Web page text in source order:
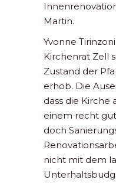
Martin.
Yvonne
Kirchenrat Zell
Zustand der
erhob. Die
dass die Kirche
einem recht
doch
nicht mit dem